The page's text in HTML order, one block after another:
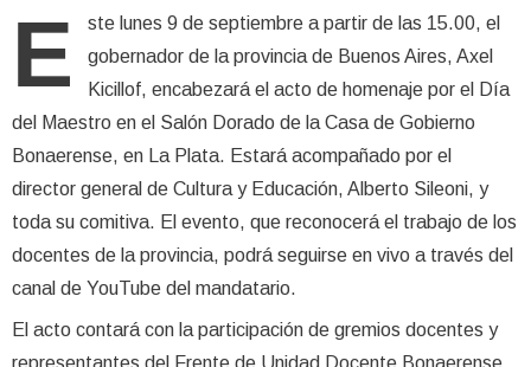
E
ste lunes 9 de septiembre a partir de las 15.00, el
gobernador de la provincia de Buenos Aires, Axel
Kicillof, encabezará el acto de homenaje por el Día
del Maestro en el Salón Dorado de la Casa de Gobierno
Bonaerense, en La Plata. Estará acompañado por el
director general de Cultura y Educación, Alberto Sileoni, y
toda su comitiva. El evento, que reconocerá el trabajo de los
docentes de la provincia, podrá seguirse en vivo a través del
canal de YouTube del mandatario.
El acto contará con la participación de gremios docentes y
representantes del Frente de Unidad Docente Bonaerense